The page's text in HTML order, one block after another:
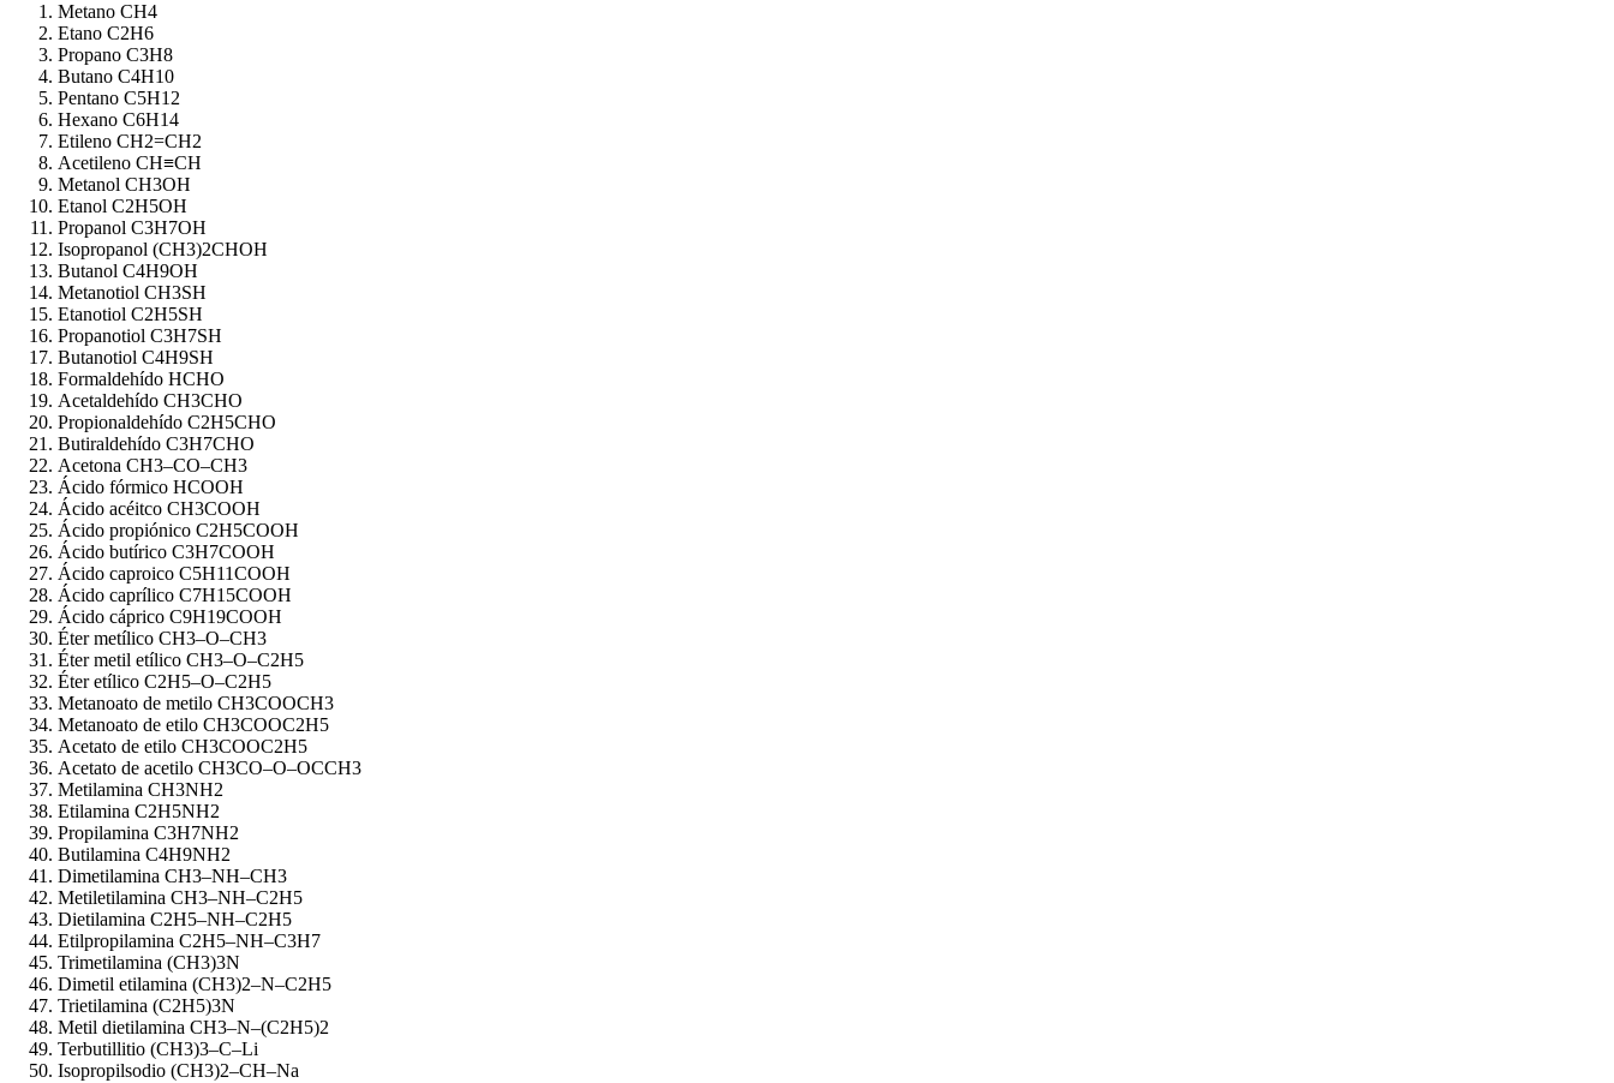
Metano CH4
Etano C2H6
Propano C3H8
Butano C4H10
Pentano C5H12
Hexano C6H14
Etileno CH2=CH2
Acetileno CH≡CH
Metanol CH3OH
Etanol C2H5OH
Propanol C3H7OH
Isopropanol (CH3)2CHOH
Butanol C4H9OH
Metanotiol CH3SH
Etanotiol C2H5SH
Propanotiol C3H7SH
Butanotiol C4H9SH
Formaldehído HCHO
Acetaldehído CH3CHO
Propionaldehído C2H5CHO
Butiraldehído C3H7CHO
Acetona CH3–CO–CH3
Ácido fórmico HCOOH
Ácido acéitco CH3COOH
Ácido propiónico C2H5COOH
Ácido butírico C3H7COOH
Ácido caproico C5H11COOH
Ácido caprílico C7H15COOH
Ácido cáprico C9H19COOH
Éter metílico CH3–O–CH3
Éter metil etílico CH3–O–C2H5
Éter etílico C2H5–O–C2H5
Metanoato de metilo CH3COOCH3
Metanoato de etilo CH3COOC2H5
Acetato de etilo CH3COOC2H5
Acetato de acetilo CH3CO–O–OCCH3
Metilamina CH3NH2
Etilamina C2H5NH2
Propilamina C3H7NH2
Butilamina C4H9NH2
Dimetilamina CH3–NH–CH3
Metiletilamina CH3–NH–C2H5
Dietilamina C2H5–NH–C2H5
Etilpropilamina C2H5–NH–C3H7
Trimetilamina (CH3)3N
Dimetil etilamina (CH3)2–N–C2H5
Trietilamina (C2H5)3N
Metil dietilamina CH3–N–(C2H5)2
Terbutillitio (CH3)3–C–Li
Isopropilsodio (CH3)2–CH–Na